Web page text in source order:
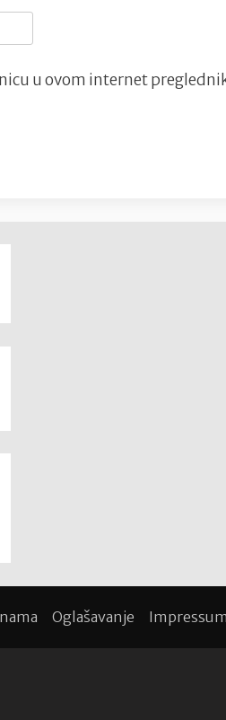
u ovom internet
Oglašavanje Impressum